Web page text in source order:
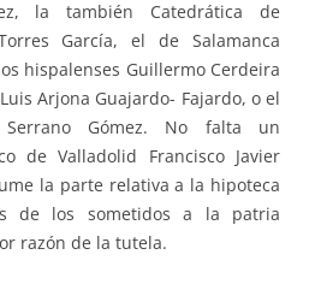
la también Catedrática de
García, el de Salamanca
hispalenses Guillermo Cerdeira
Arjona Guajardo- Fajardo, o el
Serrano Gómez. No falta un
de Valladolid Francisco Javier
la parte relativa a la hipoteca
de los sometidos a la patria
razón de la tutela.